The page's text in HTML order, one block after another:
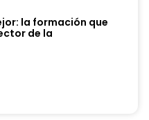
la formación que
de la